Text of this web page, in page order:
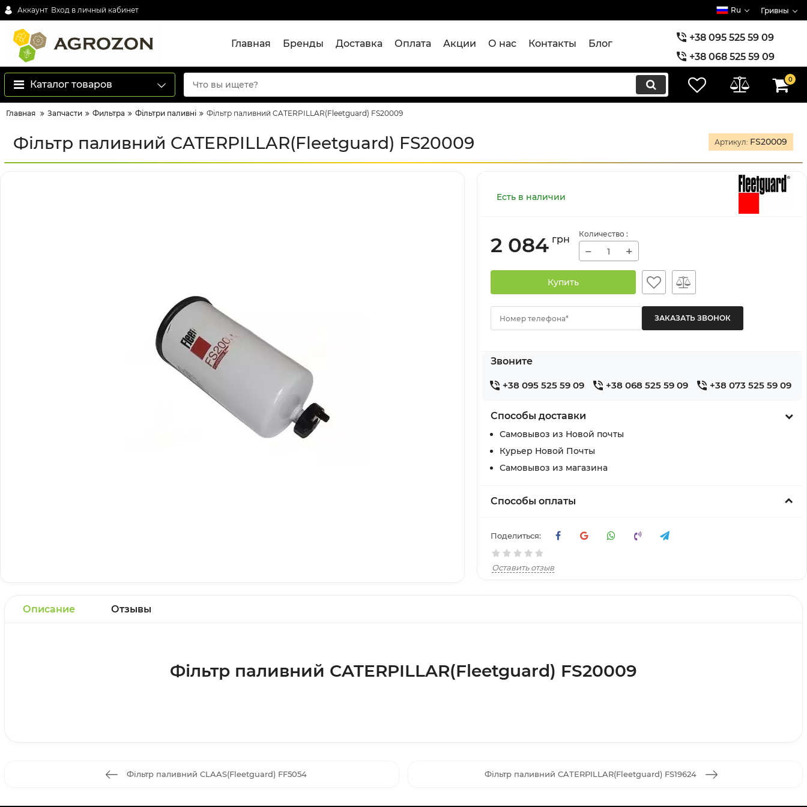
Аккаунт Вход в личный кабинет Ru Гривны
Главная Бренды Доставка Оплата Акции О нас Контакты Блог
+38 095 525 59 09
+38 068 525 59 09
+38 073 525 59 09
Каталог товаров 0
Главная Запчасти Фильтра Фільтри паливні Фільтр паливний CATERPILLAR(Fleetguard) FS20009
Фільтр паливний CATERPILLAR(Fleetguard) FS20009 Артикул: FS20009
Есть в наличии
2 084 грн Количество :
− +
Купить
Номер телефона*
Звоните
+38 095 525 59 09 +38 068 525 59 09 +38 073 525 59 09
Способы доставки
Самовывоз из Новой почты
Курьер Новой Почты
Самовывоз из магазина
Способы оплаты
Поделиться:
Оставить отзыв
Описание Отзывы
Фільтр паливний CATERPILLAR(Fleetguard) FS20009
Фільтр паливний CLAAS(Fleetguard) FF5054 Фільтр паливний CATERPILLAR(Fleetguard) FS19624